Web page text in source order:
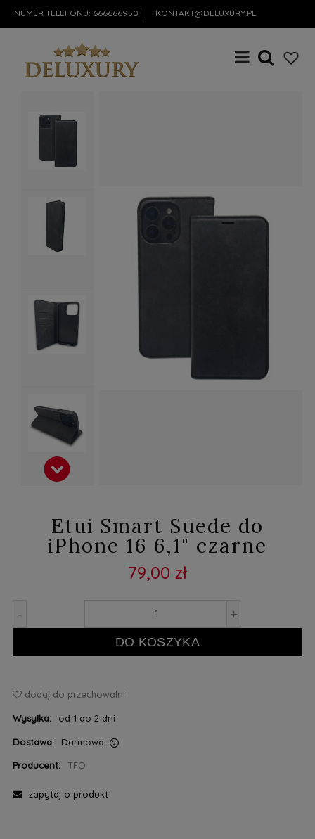
NUMER TELEFONU: 666666950 KONTAKT@DELUXURY.PL
Etui Smart Suede do
iPhone 16 6,1" czarne
79,00 zł
- +
DO KOSZYKA
dodaj do przechowalni
Wysyłka: od 1 do 2 dni
Dostawa:
Darmowa
Producent:
TFO
zapytaj o produkt